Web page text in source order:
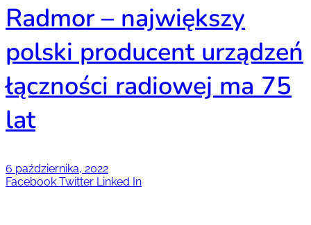
Radmor – największy
polski producent urządzeń
łączności radiowej ma 75
lat
6 października, 2022
Facebook Twitter Linked In